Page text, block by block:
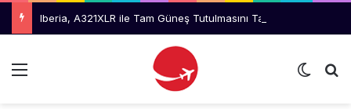
Iberia, A321XLR ile Tam Güneş Tutulmasını Takip Edecek
Menü Dış